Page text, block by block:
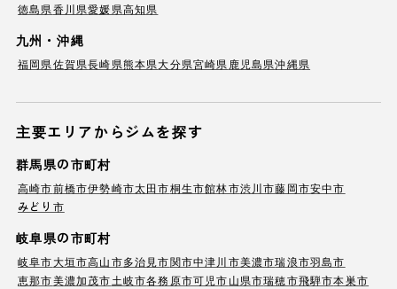
徳島県香川県愛媛県高知県
九州・沖縄
福岡県佐賀県長崎県熊本県大分県宮崎県鹿児島県沖縄県
主要エリアからジムを探す
群馬県の市町村
高崎市前橋市伊勢崎市太田市桐生市館林市渋川市藤岡市安中市
みどり市
岐阜県の市町村
岐阜市大垣市高山市多治見市関市中津川市美濃市瑞浪市羽島市
恵那市美濃加茂市土岐市各務原市可児市山県市瑞穂市飛騨市本巣市